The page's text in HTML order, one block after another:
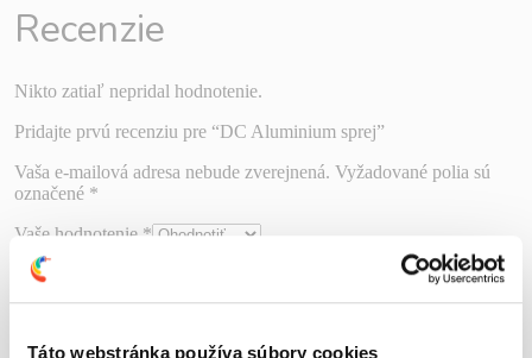
Táto webstránka používa súbory cookies
Recenzie
Nikto zatiaľ nepridal hodnotenie.
Pridajte prvú recenziu pre “DC Aluminium sprej”
Vaša e-mailová adresa nebude zverejnená. Vyžadované polia sú
označené *
Vaše hodnotenie *
Vaša recenzia